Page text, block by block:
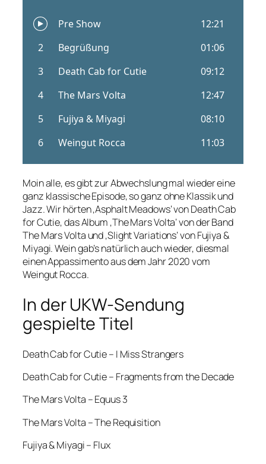
Moin alle, es gibt zur Abwechslung mal wieder eine
ganz klassische Episode, so ganz ohne Klassik und
Jazz. Wir hörten ‚Asphalt Meadows‘ von Death Cab
for Cutie, das Album ‚The Mars Volta‘ von der Band
The Mars Volta und ‚Slight Variations‘ von Fujiya &
Miyagi. Wein gab’s natürlich auch wieder, diesmal
einen Appassimento aus dem Jahr 2020 vom
Weingut Rocca.
In der UKW-Sendung
gespielte Titel
Death Cab for Cutie – I Miss Strangers
Death Cab for Cutie – Fragments from the Decade
The Mars Volta – Equus 3
The Mars Volta – The Requisition
Fujiya & Miyagi – Flux